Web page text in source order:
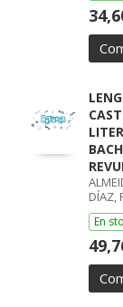
DÍAZ,
En